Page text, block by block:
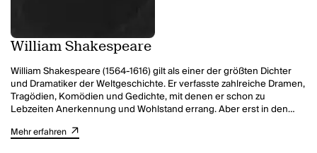
Fischer Verlag.
Zudem wurde Nuran David Calis in zahreiche Jurys und Beiräte
berufen u.a. ist er im Kunsthochschulbeirat des Landes Nordrhein-
Westfalen, war Kuratoriumsmitglied für die Ausstellung „Solingen
93" und Jurymitglied für den Theaterpreis des Bundes 2013“.
Seit Beginn der Spielzeit 2025/2026 ist Nuran David Calis
Schauspieldirektor am Salzburger Landestheater.
William Shakespeare
William Shakespeare (1564-1616) gilt als einer der größten Dichter
und Dramatiker der Weltgeschichte. Er verfasste zahlreiche Dramen,
Tragödien, Komödien und Gedichte, mit denen er schon zu
Lebzeiten Anerkennung und Wohlstand errang. Aber erst in den
literarischen Genies, ohne den die Entwicklung der neueren
Mehr erfahren